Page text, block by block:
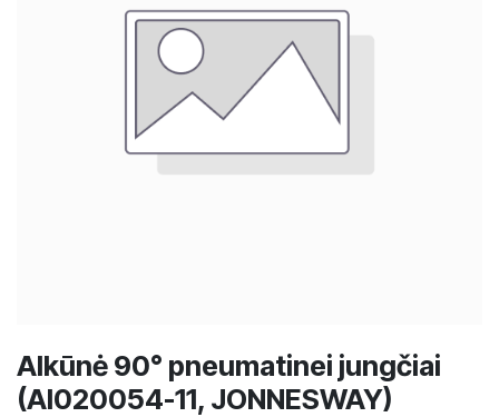
Alkūnė 90° pneumatinei jungčiai
(AI020054-11, JONNESWAY)